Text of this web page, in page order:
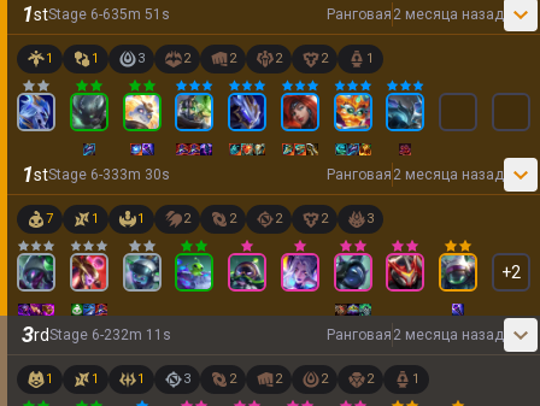
1stStage 6-635m 51 s Ранговая 2 месяца назад
1 1 3 2 2 2 2 1
1stStage 6-333m 30s Ранговая 2 месяца назад
7 1 1 2 2 2 2 3
+2
3rdStage 6-232m 11 s Ранговая 2 месяца назад
1 1 1 3 2 2 2 2 1